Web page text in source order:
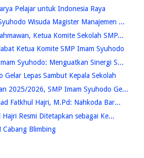
Pelajar untuk Indonesia Raya
Wisuda Magister Manajemen ...
Ketua Komite Sekolah SMP...
Ketua Komite SMP Imam Syuhodo
Syuhodo: Menguatkan Sinergi S...
Gelar Lepas Sambut Kepala Sekolah
2025/2026, SMP Imam Syuhodo Ge...
Fatkhul Hajri, M.Pd: Nahkoda Bar...
Resmi Ditetapkan sebagai Ke...
Cabang Blimbing